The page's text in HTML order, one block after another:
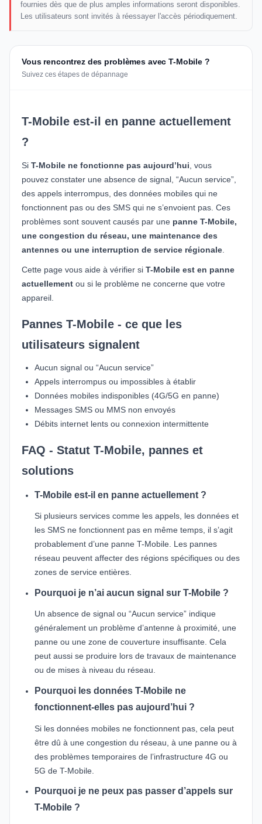
fournies dès que de plus amples informations seront disponibles.
Les utilisateurs sont invités à réessayer l'accès périodiquement.
Vous rencontrez des problèmes avec T-Mobile ?
Suivez ces étapes de dépannage
T-Mobile est-il en panne actuellement
?
Si T-Mobile ne fonctionne pas aujourd’hui , vous
pouvez constater une absence de signal, “Aucun service”,
des appels interrompus, des données mobiles qui ne
fonctionnent pas ou des SMS qui ne s’envoient pas. Ces
problèmes sont souvent causés par une panne T-Mobile,
une congestion du réseau, une maintenance des
antennes ou une interruption de service régionale
Cette page vous aide à vérifier si T-Mobile est en panne
actuellement ou si le problème ne concerne que votre
appareil.
Pannes T-Mobile - ce que les
utilisateurs signalent
Aucun signal ou “Aucun service”
Appels interrompus ou impossibles à établir
Données mobiles indisponibles (4G/5G en panne)
Messages SMS ou MMS non envoyés
Débits internet lents ou connexion intermittente
FAQ - Statut T-Mobile, pannes et
solutions
T-Mobile est-il en panne actuellement ?
Si plusieurs services comme les appels, les données et
les SMS ne fonctionnent pas en même temps, il s’agit
probablement d’une panne T-Mobile. Les pannes
réseau peuvent affecter des régions spécifiques ou des
zones de service entières.
Pourquoi je n’ai aucun signal sur T-Mobile ?
Un absence de signal ou “Aucun service” indique
généralement un problème d’antenne à proximité, une
panne ou une zone de couverture insuffisante. Cela
peut aussi se produire lors de travaux de maintenance
ou de mises à niveau du réseau.
Pourquoi les données T-Mobile ne
fonctionnent-elles pas aujourd’hui ?
Si les données mobiles ne fonctionnent pas, cela peut
être dû à une congestion du réseau, à une panne ou à
des problèmes temporaires de l’infrastructure 4G ou
5G de T-Mobile.
Pourquoi je ne peux pas passer d’appels sur
T-Mobile ?